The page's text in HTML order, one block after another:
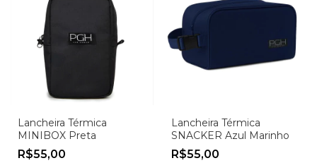
Lancheira Térmica
MINIBOX Preta
R$55,00
Lancheira Térmica
SNACKER Azul Marinho
R$55,00